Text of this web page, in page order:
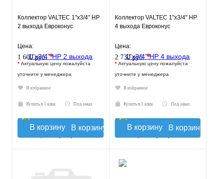
Коллектор VALTEC 1"х3/4" НР
2 выхода Евроконус
Цена:
1 600 руб.*
* Актуальную цену пожалуйста
уточните у менеджера
В избранное
Купить в 1 клик Под заказ
В корзину
Коллектор VALTEC 1"х3/4" НР
4 выхода Евроконус
Цена:
2 730 руб.*
* Актуальную цену пожалуйста
уточните у менеджера
В избранное
Купить в 1 клик Под заказ
В корзину